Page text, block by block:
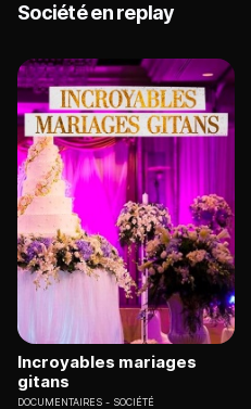
Société en replay
Incroyables mariages
gitans
DOCUMENTAIRES SOCIÉTÉ